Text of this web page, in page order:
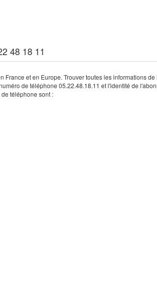
48 18 11
France et en Europe. Trouver toutes les informations
de téléphone 05.22.48.18.11 et l'identité de
téléphone sont :